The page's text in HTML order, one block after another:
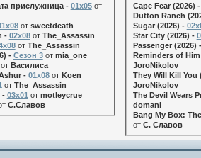
прислужница - 01х05от
от sweetdeath
- 02x08от The_Assassin
от The_Assassin
- Сезон 3от mia_one
Василиса
- 01x08от Koen
от The_Assassin
- 03x01 от motleycrue
С.Славов
Cape Fear (2026)
Dutton Ranch
Sugar (2026) -
Star City (2026) -
Passenger (2026)
Reminders of
JoroNikolov
They Will Kill You
JoroNikolov
The Devil Wears
domani
Bang My Box:
от С. Славов